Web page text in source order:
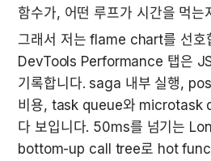
함수가, 어떤 루프가 시간을 먹는
그래서 저는 flame chart를 선호
DevTools Performance 탭은
기록합니다. saga 내부 실행,
비용, task queue와 microtask
다 보입니다. 50ms를 넘기는
bottom-up call tree로 hot